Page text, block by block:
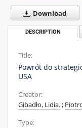
Download
DESCRIPTION
Title:
Powrót do
USA
Creator:
Gibadło, Lidia.;
Type: